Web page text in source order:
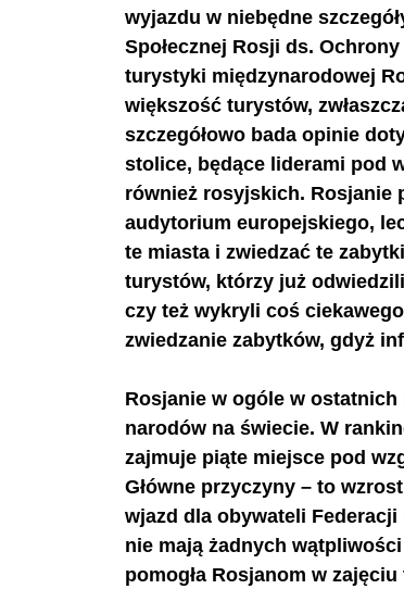
wyjazdu w niebędne
Społecznej Rosji ds.
turystyki międzynarodowej
większość turystów,
szczegółowo bada opinie
stolice, będące liderami pod
również rosyjskich. Rosjanie
audytorium europejskiego,
te miasta i zwiedzać te
turystów, którzy już
czy też wykryli coś
zwiedzanie zabytków, gdyż
Rosjanie w ogóle w
narodów na świecie. W
zajmuje piąte miejsce pod
Główne przyczyny – to
wjazd dla obywateli
nie mają żadnych
pomogła Rosjanom w